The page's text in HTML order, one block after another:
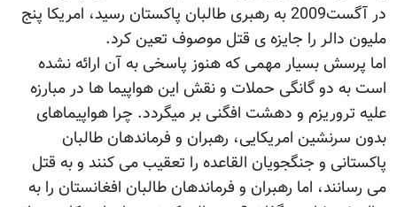
در آگست2009 به رهبری طالبان پاکستان رسید، امریکا پنج
ملیون دالر را جایزه ی قتل موصوف تعین کرد.
اما پرسش بسیار مهمی که هنوز پاسخی به آن ارائه نشده
است به دو گانگی حملات و نقش این هواپیما ها در مبارزه
علیه تروریزم و دهشت افگنی بر میگردد. چرا هواپیماهای
بدون سرنشین امریکایی، رهبران و فرماندهان طالبان
پاکستانی و جنگجویان القاعده را تعقیب می کنند و به قتل
می رسانند، اما رهبران و فرماندهان طالبان افغانستان را به